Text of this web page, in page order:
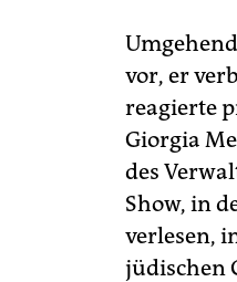
vor, er
reagierte
Giorgia
des
Show, in
verlesen,
jüdischen